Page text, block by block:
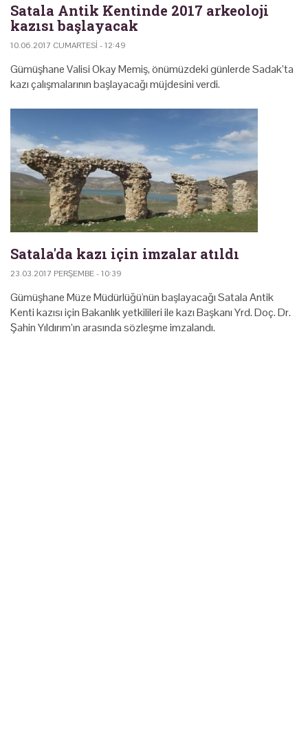
Satala Antik Kentinde 2017 arkeoloji
kazısı başlayacak
10.06.2017 CUMARTESI - 12:49
Gümüşhane Valisi Okay Memiş, önümüzdeki günlerde Sadak’ta
kazı çalışmalarının başlayacağı müjdesini verdi.
Satala'da kazı için imzalar atıldı
23.03.2017 PERŞEMBE - 10:39
Gümüşhane Müze Müdürlüğü'nün başlayacağı Satala Antik
Kenti kazısı için Bakanlık yetkilileri ile kazı Başkanı Yrd. Doç. Dr.
Şahin Yıldırım’ın arasında sözleşme imzalandı.